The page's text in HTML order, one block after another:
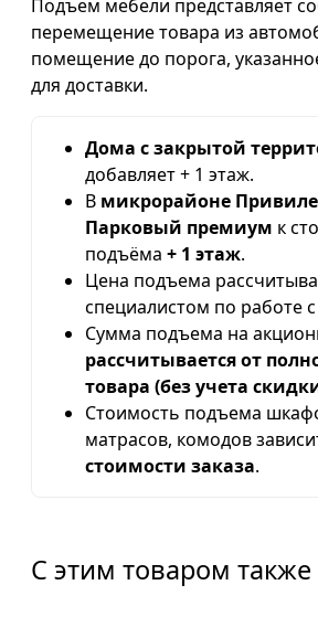
Подъем мебели представляет
перемещение товара из
помещение до порога,
для доставки.
Дома с закрытой
добавляет + 1 этаж.
В микрорайоне
Парковый премиум к
подъёма + 1 этаж.
Цена подъема
специалистом по работе
Сумма подъема на
рассчитывается от
товара (без учета
Стоимость подъема
матрасов, комодов
стоимости заказа.
С этим товаром